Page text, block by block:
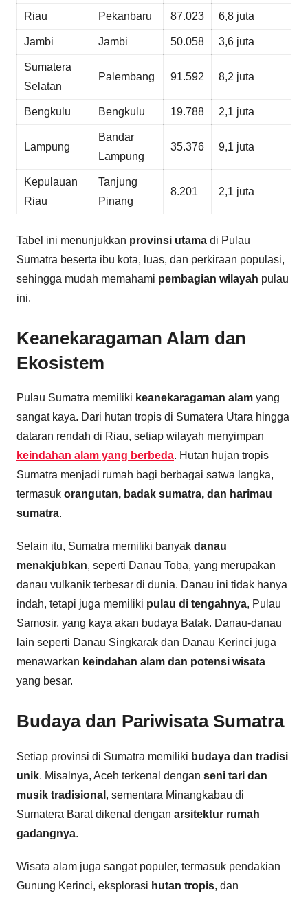
Riau Pekanbaru 87.023 6,8 juta
Jambi Jambi 50.058 3,6 juta
Sumatera
Selatan
Palembang 91.592 8,2 juta
Bengkulu Bengkulu 19.788 2,1 juta
Lampung
Bandar
Lampung
35.376 9,1 juta
Kepulauan
Riau
Tanjung
Pinang
8.201 2,1 juta
Tabel ini menunjukkan provinsi utama di Pulau
Sumatra beserta ibu kota, luas, dan perkiraan populasi,
sehingga mudah memahami pembagian wilayah pulau
ini.
Keanekaragaman Alam dan
Ekosistem
Pulau Sumatra memiliki keanekaragaman alam yang
sangat kaya. Dari hutan tropis di Sumatera Utara hingga
dataran rendah di Riau, setiap wilayah menyimpan
keindahan alam yang berbeda. Hutan hujan tropis
Sumatra menjadi rumah bagi berbagai satwa langka,
termasuk orangutan, badak sumatra, dan harimau
sumatra.
Selain itu, Sumatra memiliki banyak danau
menakjubkan, seperti Danau Toba, yang merupakan
danau vulkanik terbesar di dunia. Danau ini tidak hanya
indah, tetapi juga memiliki pulau di tengahnya, Pulau
Samosir, yang kaya akan budaya Batak. Danau-danau
lain seperti Danau Singkarak dan Danau Kerinci juga
menawarkan keindahan alam dan potensi wisata
yang besar.
Budaya dan Pariwisata Sumatra
Setiap provinsi di Sumatra memiliki budaya dan tradisi
unik. Misalnya, Aceh terkenal dengan seni tari dan
musik tradisional , sementara Minangkabau di
Sumatera Barat dikenal dengan arsitektur rumah
gadangnya.
Wisata alam juga sangat populer, termasuk pendakian
Gunung Kerinci, eksplorasi hutan tropis, dan